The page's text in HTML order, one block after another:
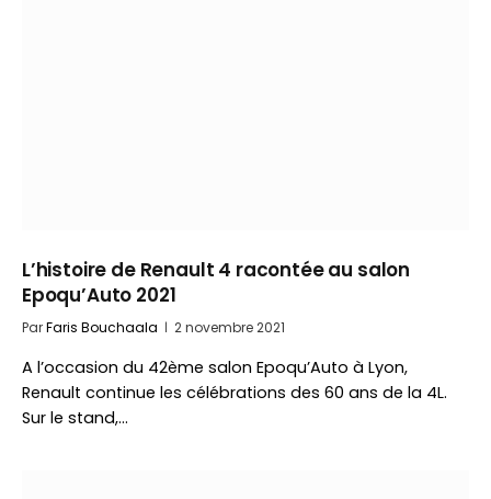
L’histoire de Renault 4 racontée au salon
Epoqu’Auto 2021
ParFaris Bouchaala 2 novembre 2021
A l’occasion du 42ème salon Epoqu’Auto à Lyon,
Renault continue les célébrations des 60 ans de la 4L.
Sur le stand,…